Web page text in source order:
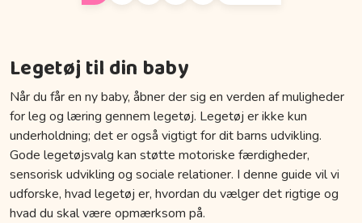
Legetøj til din baby
Når du får en ny baby, åbner der sig en verden af muligheder
for leg og læring gennem legetøj. Legetøj er ikke kun
underholdning; det er også vigtigt for dit barns udvikling.
Gode legetøjsvalg kan støtte motoriske færdigheder,
sensorisk udvikling og sociale relationer. I denne guide vil vi
udforske, hvad legetøj er, hvordan du vælger det rigtige og
hvad du skal være opmærksom på.